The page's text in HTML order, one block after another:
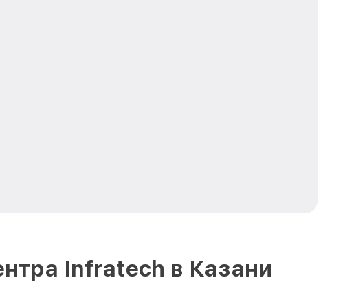
Infratech в Казани